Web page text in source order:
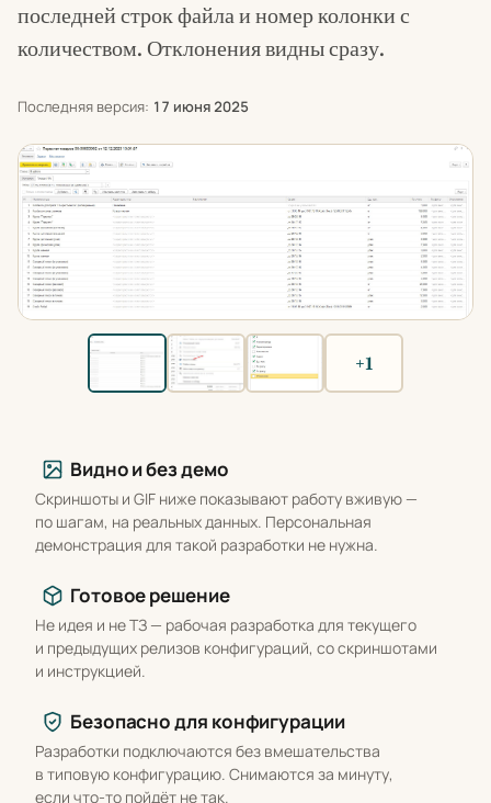
последней строк файла и номер колонки с
количеством. Отклонения видны сразу.
Последняя версия: 17 июня 2025
+1
Видно и без демо
Скриншоты и GIF ниже показывают работу вживую —
по шагам, на реальных данных. Персональная
демонстрация для такой разработки не нужна.
Готовое решение
Не идея и не ТЗ — рабочая разработка для текущего
и предыдущих релизов конфигураций, со скриншотами
и инструкцией.
Безопасно для конфигурации
Разработки подключаются без вмешательства
в типовую конфигурацию. Снимаются за минуту,
если что-то пойдёт не так.